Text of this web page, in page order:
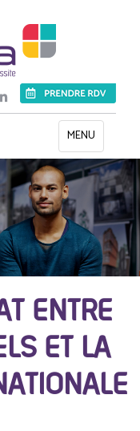
Toggle
navigation
MENU
ENTRE
ET LA